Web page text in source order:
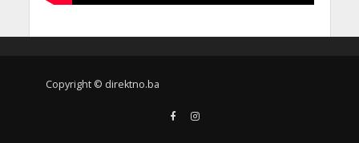
Copyright © direktno.ba